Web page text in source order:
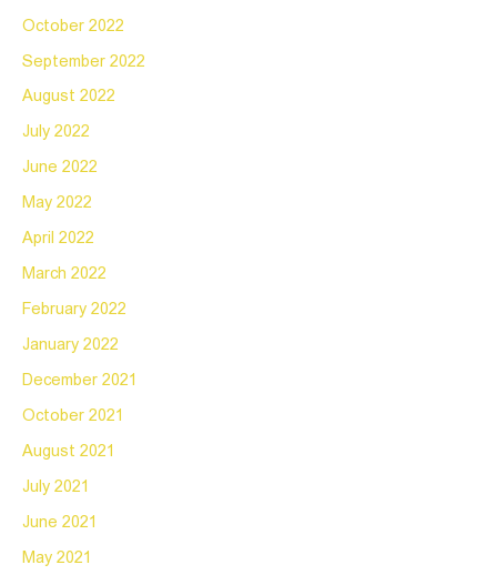
October 2022
September 2022
August 2022
July 2022
June 2022
May 2022
April 2022
March 2022
February 2022
January 2022
December 2021
October 2021
August 2021
July 2021
June 2021
May 2021